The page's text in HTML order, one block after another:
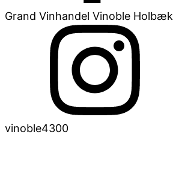
Grand Vinhandel Vinoble Holbæk
vinoble4300